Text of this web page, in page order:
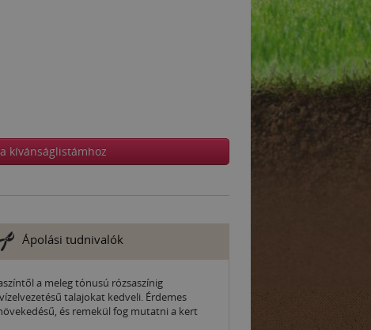
kívánságlistámhoz
Ápolási tudnivalók
a meleg tónusú rózsaszínig
talajokat kedveli. Érdemes
és remekül fog mutatni a kert